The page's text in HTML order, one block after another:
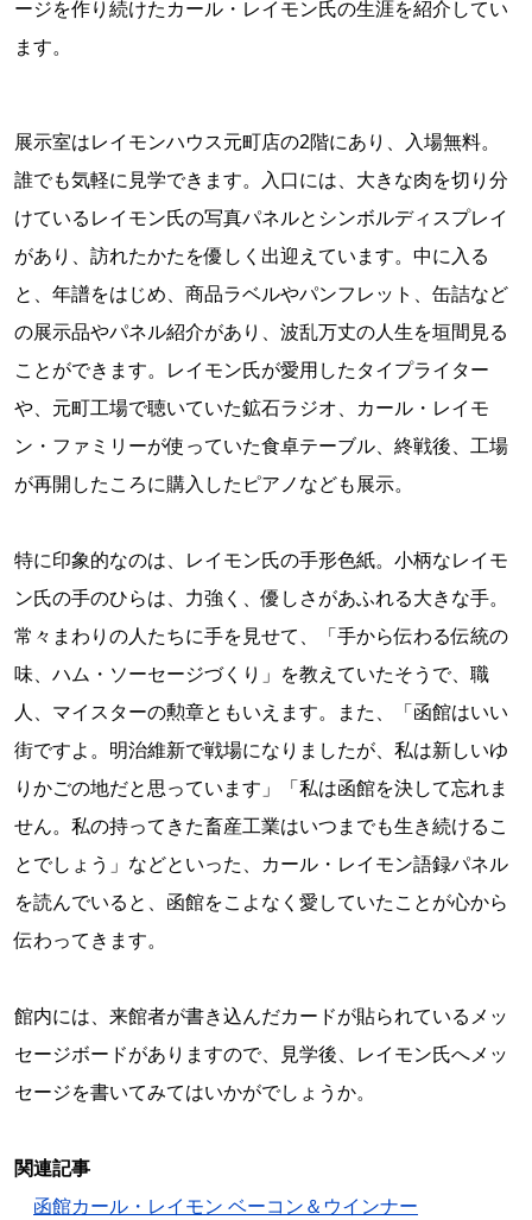
ージを作り続けたカール・レイモン氏の生涯を紹介してい
ます。
展示室はレイモンハウス元町店の2階にあり、入場無料。
誰でも気軽に見学できます。入口には、大きな肉を切り分
けているレイモン氏の写真パネルとシンボルディスプレイ
があり、訪れたかたを優しく出迎えています。中に入る
と、年譜をはじめ、商品ラベルやパンフレット、缶詰など
の展示品やパネル紹介があり、波乱万丈の人生を垣間見る
ことができます。レイモン氏が愛用したタイプライター
や、元町工場で聴いていた鉱石ラジオ、カール・レイモ
ン・ファミリーが使っていた食卓テーブル、終戦後、工場
が再開したころに購入したピアノなども展示。
特に印象的なのは、レイモン氏の手形色紙。小柄なレイモ
ン氏の手のひらは、力強く、優しさがあふれる大きな手。
常々まわりの人たちに手を見せて、「手から伝わる伝統の
味、ハム・ソーセージづくり」を教えていたそうで、職
人、マイスターの勲章ともいえます。また、「函館はいい
街ですよ。明治維新で戦場になりましたが、私は新しいゆ
りかごの地だと思っています」「私は函館を決して忘れま
せん。私の持ってきた畜産工業はいつまでも生き続けるこ
とでしょう」などといった、カール・レイモン語録パネル
を読んでいると、函館をこよなく愛していたことが心から
伝わってきます。
館内には、来館者が書き込んだカードが貼られているメッ
セージボードがありますので、見学後、レイモン氏へメッ
セージを書いてみてはいかがでしょうか。
関連記事
函館カール・レイモン ベーコン＆ウインナー